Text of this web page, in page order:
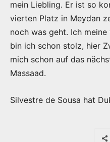
mein Liebling. Er ist so
vierten Platz in Meydan
noch was geht. Ich
bin ich schon stolz, hier
mich schon auf das
Massaad.
Silvestre de Sousa hat